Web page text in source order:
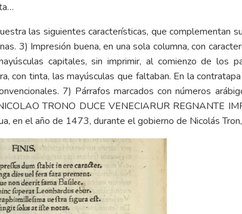
las siguientes características, que complementan
3) Impresión buena, en una sola columna, con
capitales, sin imprimir, al comienzo de los
con tinta, las mayúsculas que faltaban. En la
7) Párrafos marcados con números
TRONO DUCE VENECIARUR REGNANTE
en el año de 1473, durante el gobierno de Nicolás